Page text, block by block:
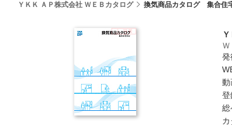
ＹＫＫ ＡＰ株式会社 ＷＥＢカタログ 換気商品カタログ 集合住
発
動
登
総